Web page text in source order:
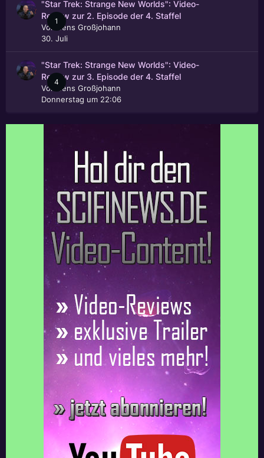
1
"Star Trek: Strange New Worlds": Video-
Review zur 2. Episode der 4. Staffel
Von
Jens Großjohann
30. Juli
4
"Star Trek: Strange New Worlds": Video-
Review zur 3. Episode der 4. Staffel
Von
Jens Großjohann
Donnerstag um 22:06